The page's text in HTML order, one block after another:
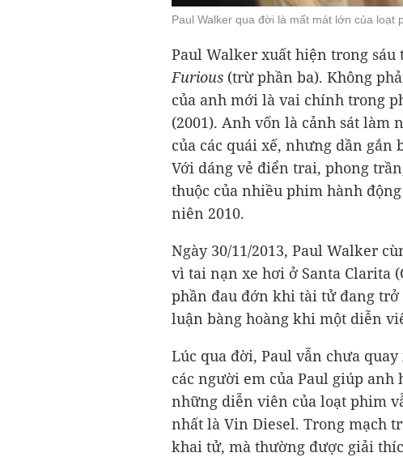
Paul Walker qua đời là mất mát lớn của loạt
Paul Walker xuất hiện trong
Furious (trừ phần ba). Không
của anh mới là vai chính trong
(2001). Anh vốn là cảnh sát
của các quái xế, nhưng dần gắn
Với dáng vẻ điển trai, phong
thuộc của nhiều phim hành
niên 2010.
Ngày 30/11/2013, Paul Walker
vì tai nạn xe hơi ở Santa Clarita
phần đau đớn khi tài tử đang
luận bàng hoàng khi một diễn
Lúc qua đời, Paul vẫn chưa
các người em của Paul giúp
những diễn viên của loạt phim
nhất là Vin Diesel. Trong mạch
khai tử, mà thường được giải